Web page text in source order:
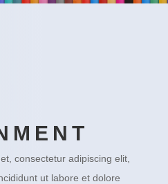
consectetur adipiscing elit,
ut labore et dolore